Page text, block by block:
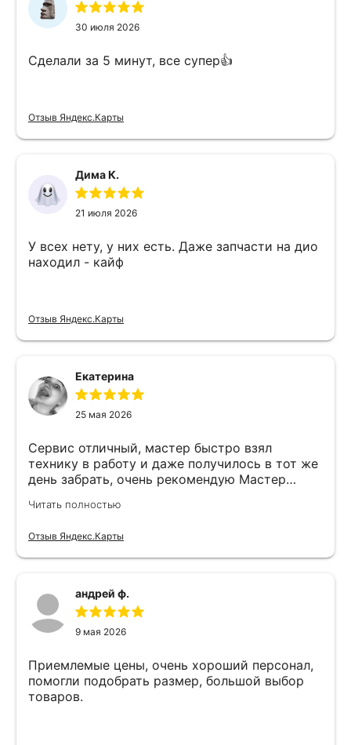
30 июля 2026
Сделали за 5 минут, все супер👍
Отзыв Яндекс.Карты
Дима К.
21 июля 2026
У всех нету, у них есть. Даже запчасти на дио
находил - кайф
Отзыв Яндекс.Карты
Екатерина
25 мая 2026
Сервис отличный, мастер быстро взял
технику в работу и даже получилось в тот же
день забрать, очень рекомендую Мастер
Читать полностью
Отзыв Яндекс.Карты
андрей ф.
9 мая 2026
Приемлемые цены, очень хороший персонал,
помогли подобрать размер, большой выбор
товаров.